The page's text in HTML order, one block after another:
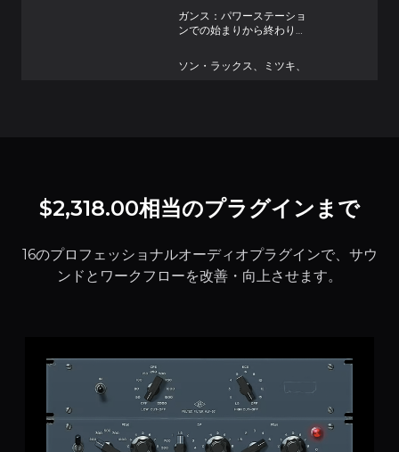
ガンス：パワーステーショ
ンでの始まりから終わりま
ソン・ラックス、ミツキ、
$2,318.00相当のプラグインまで
16のプロフェッショナルオーディオプラグインで、サウ
ンドとワークフローを改善・向上させます。